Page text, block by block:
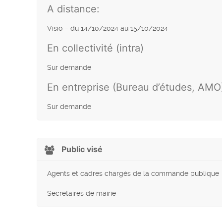
A distance:
Visio – du 14/10/2024 au 15/10/2024
En collectivité (intra)
Sur demande
En entreprise (Bureau d’études,
Sur demande
Public visé
Agents et cadres chargés de la commande publique
Secrétaires de mairie